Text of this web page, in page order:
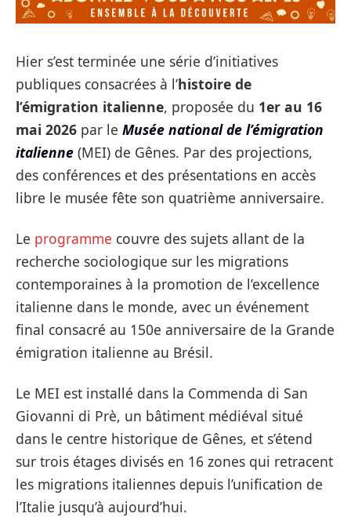
Hier s’est terminée une série d’initiatives
publiques consacrées à l’histoire de
l’émigration italienne, proposée du 1er au 16
mai 2026 par le Musée national de l’émigration
italienne (MEI) de Gênes. Par des projections,
des conférences et des présentations en accès
libre le musée fête son quatrième anniversaire.
Le programme couvre des sujets allant de la
recherche sociologique sur les migrations
contemporaines à la promotion de l’excellence
italienne dans le monde, avec un événement
final consacré au 150e anniversaire de la Grande
émigration italienne au Brésil.
Le MEI est installé dans la Commenda di San
Giovanni di Prè, un bâtiment médiéval situé
dans le centre historique de Gênes, et s’étend
sur trois étages divisés en 16 zones qui retracent
les migrations italiennes depuis l’unification de
l’Italie jusqu’à aujourd’hui.